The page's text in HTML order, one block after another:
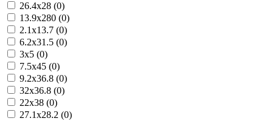
26.4x28 (0)
13.9x280 (0)
2.1x13.7 (0)
6.2x31.5 (0)
3x5 (0)
7.5x45 (0)
9.2x36.8 (0)
32x36.8 (0)
22x38 (0)
27.1x28.2 (0)